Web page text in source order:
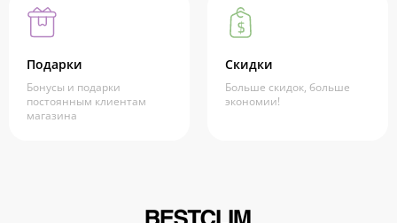
Подарки
Бонусы и подарки
постоянным клиентам
магазина
Скидки
Больше скидок, больше
экономии!